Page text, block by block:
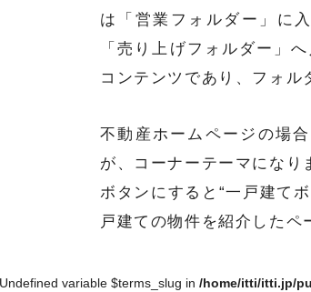
は「営業フォルダー」に
「売り上げフォルダー」
コンテンツであり、フォル
不動産ホームページの場
が、コーナーテーマになり
ボタンにすると“一戸建て
戸建ての物件を紹介したペ
variable $terms_slug in /home/itti/itti.jp/